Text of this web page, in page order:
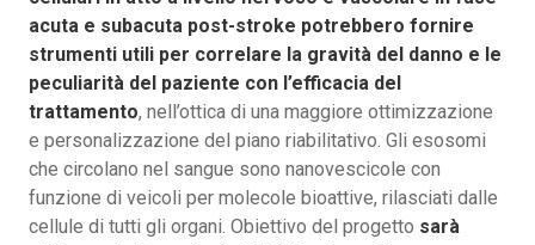
acuta e subacuta post-stroke potrebbero fornire
strumenti utili per correlare la gravità del danno e le
peculiarità del paziente con l’efficacia del
trattamento, nell’ottica di una maggiore ottimizzazione
e personalizzazione del piano riabilitativo. Gli esosomi
che circolano nel sangue sono nanovescicole con
funzione di veicoli per molecole bioattive, rilasciati dalle
cellule di tutti gli organi. Obiettivo del progetto sarà